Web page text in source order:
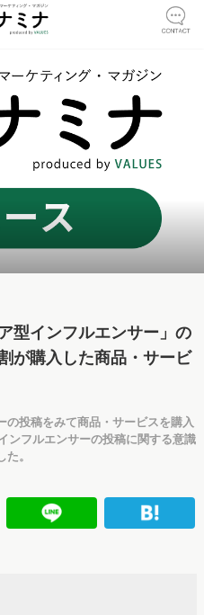
型インフルエンサー」の
購入した商品・サービ
投稿をみて商品・サービスを購入
ンフルエンサーの投稿に関する意識
。